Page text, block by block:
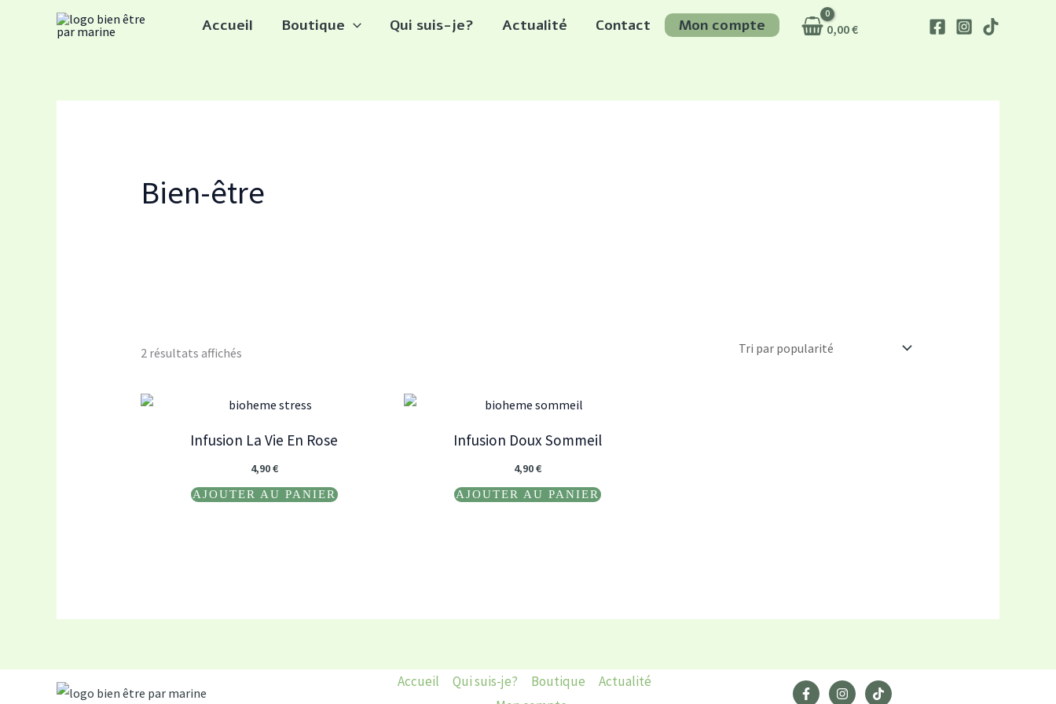
Accueil Boutique Qui suis-je? Actualité Contact Mon compte 0,00€
Bien-être
2 résultats affichés
par
popularité
Infusion La Vie En Rose
4,90€
AJOUTER AU PANIER
Infusion Doux Sommeil
4,90€
AJOUTER AU PANIER
Accueil Qui suis-je? Boutique
Actualité